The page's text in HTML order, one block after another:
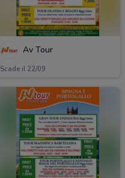
Av Tour
Scade il 22/09